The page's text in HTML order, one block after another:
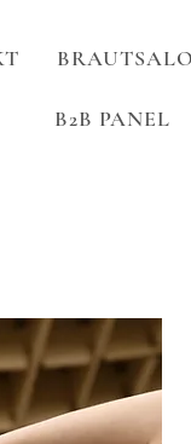
B2B PANEL